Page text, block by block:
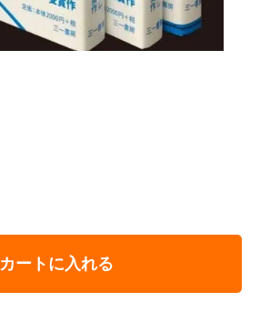
カートに入れる